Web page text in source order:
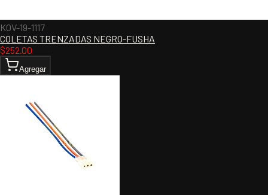
KOV-19-1117
COLETAS TRENZADAS NEGRO-FUSHA
$252.00
Agregar